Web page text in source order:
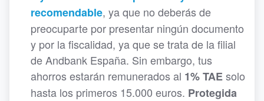
recomendable, ya que no deberás de
preocuparte por presentar ningún documento
y por la fiscalidad, ya que se trata de la filial
de Andbank España. Sin embargo, tus
ahorros estarán remunerados al 1% TAEsolo
hasta los primeros 15.000 euros. Protegida